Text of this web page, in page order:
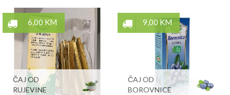
6,00 KM
ČAJ OD
RUJEVINE
9,00 KM
ČAJ OD
BOROVNICE